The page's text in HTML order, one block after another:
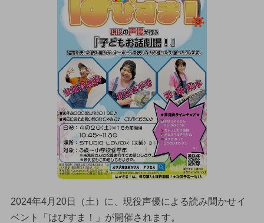
2024年4月20日（土）に、現役声優による読み聞かせイ
ベント「はぴすま！」が開催されます。